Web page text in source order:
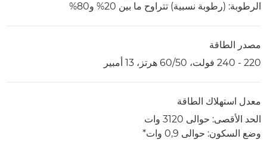
الرطوبة: (رطوبة نسبية) تتراوح ما بين 20% و80%
مصدر الطاقة
220 - 240 فولت، 50‏/60 هرتز، 13 أمبير
معدل استهلاك الطاقة
الحد الأقصى: حوالى 3120 وات
وضع السكون: حوالى 0,9 وات*